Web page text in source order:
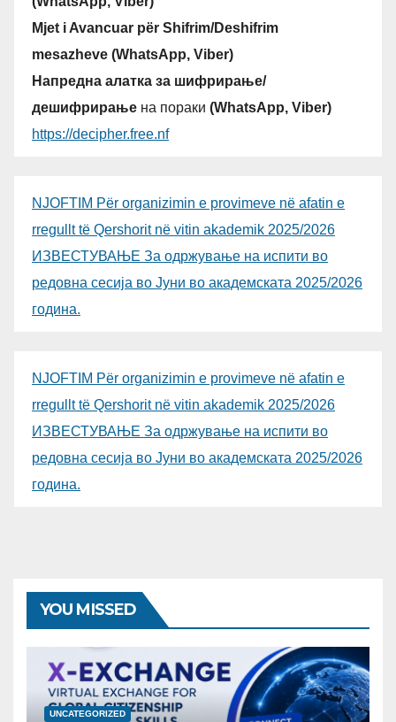
Mjet i Avancuar për Shifrim/Deshifrim
mesazheve (WhatsApp, Viber)
Напредна алатка за шифрирање/
дешифрирање на пораки (WhatsApp, Viber)
https://decipher.free.nf
NJOFTIM Për organizimin e provimeve në afatin e
rregullt të Qershorit në vitin akademik 2025/2026
ИЗВЕСТУВАЊЕ За одржување на испити во
редовна сесија во Јуни во академската 2025/2026
година.
NJOFTIM Për organizimin e provimeve në afatin e
rregullt të Qershorit në vitin akademik 2025/2026
ИЗВЕСТУВАЊЕ За одржување на испити во
редовна сесија во Јуни во академската 2025/2026
година.
YOU MISSED
UNCATEGORIZED